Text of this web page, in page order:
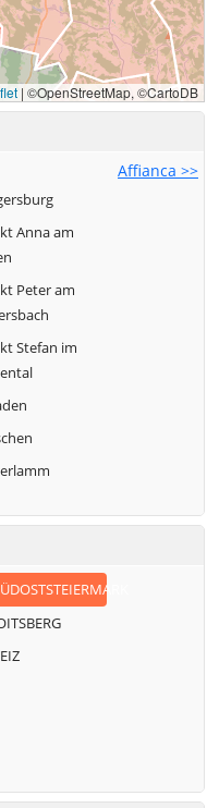
Affianca >>
Anna am
Peter am
Stefan im